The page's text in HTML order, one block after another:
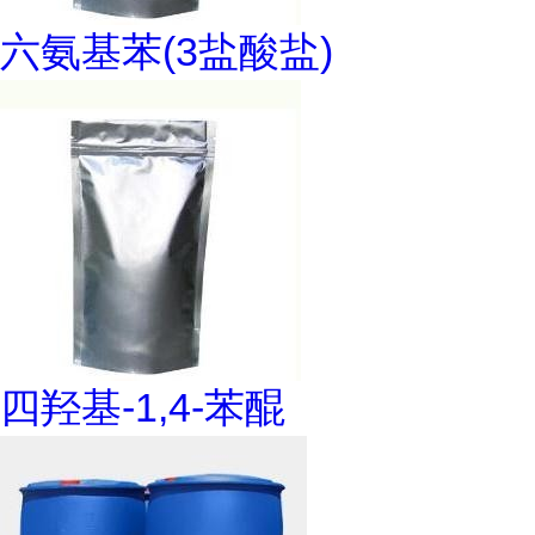
六氨基苯(3盐酸盐)
四羟基-1,4-苯醌